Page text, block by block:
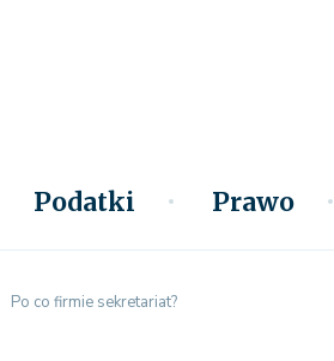
Podatki Prawo
Po co firmie sekretariat?